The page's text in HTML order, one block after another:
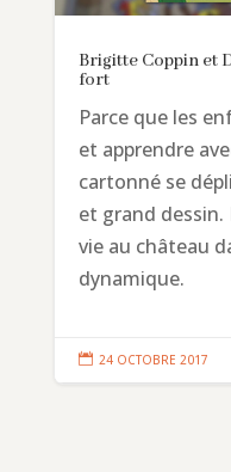
Brigitte Coppin et
fort
Parce que les
et apprendre
cartonné se
et grand
vie au château
dynamique.
 24 OCTOBRE 2017